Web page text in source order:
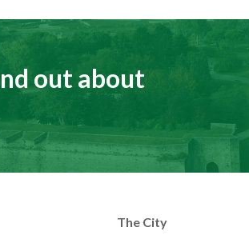
out about
The City